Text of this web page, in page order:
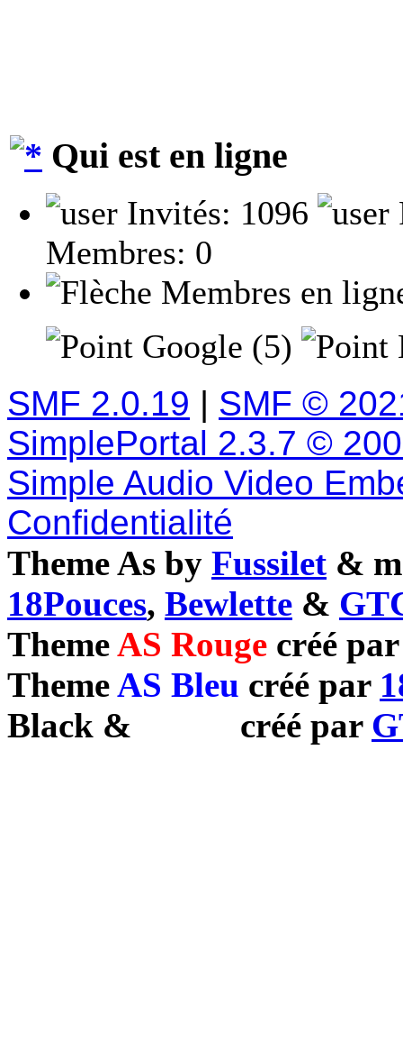
Qui est en ligne
Invités: 1096
Membres: 0
Membres en
Google (5)
SMF 2.0.19 | SMF ©
SimplePortal 2.3.7 ©
Simple Audio Video
Confidentialité
Theme As by Fussilet &
18Pouces, Bewlette &
ThemeAS Rouge créé
ThemeAS Bleu créé par
Black & créé par